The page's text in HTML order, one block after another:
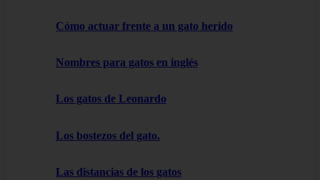
Cómo actuar frente a un gato herido
Nombres para gatos en inglés
Los gatos de Leonardo
Los bostezos del gato.
Las distancias de los gatos